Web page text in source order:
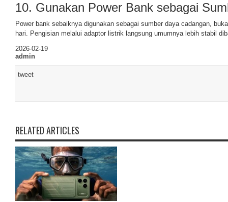
10. Gunakan Power Bank sebagai
Power bank sebaiknya digunakan sebagai sumber daya cadangan,
hari. Pengisian melalui adaptor listrik langsung umumnya lebih stabil
2026-02-19
admin
tweet
RELATED ARTICLES